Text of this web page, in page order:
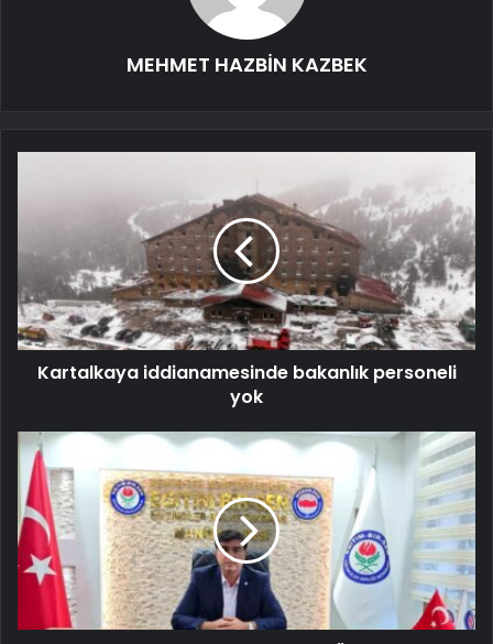
MEHMET HAZBİN KAZBEK
Kartalkaya iddianamesinde bakanlık personeli
yok